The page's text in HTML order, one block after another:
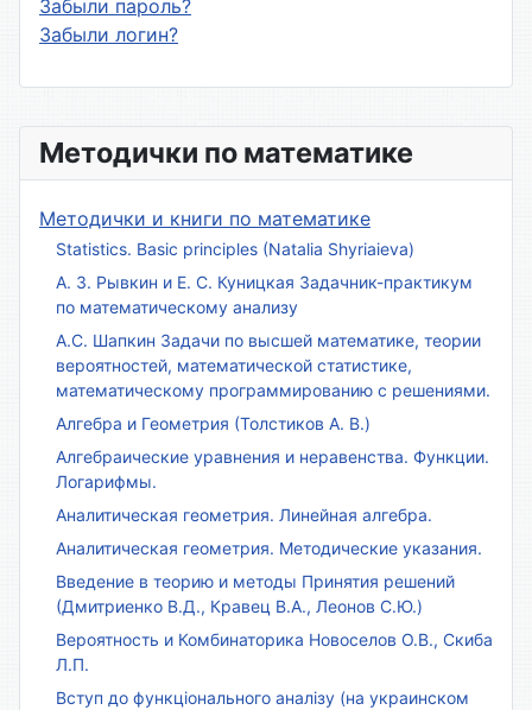
Методички по математике
Методички и книги по математике
Statistics. Basic principles (Natalia Shyriaieva)
А. З. Рывкин и Е. С. Куницкая Задачник-практикум
по математическому анализу
А.С. Шапкин Задачи по высшей математике, теории
вероятностей, математической статистике,
математическому программированию с решениями.
Алгебра и Геометрия (Толстиков А. В.)
Алгебраические уравнения и неравенства. Функции.
Логарифмы.
Аналитическая геометрия. Линейная алгебра.
Аналитическая геометрия. Методические указания.
Введение в теорию и методы Принятия решений
(Дмитриенко В.Д., Кравец В.А., Леонов С.Ю.)
Вероятность и Комбинаторика Новоселов О.В., Скиба
Л.П.
Вступ до функціонального аналізу (на украинском
Забыли пароль?
Забыли логин?